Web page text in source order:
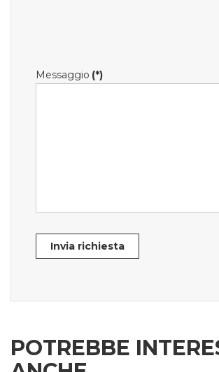
Messaggio (*)
Invia richiesta
POTREBBE